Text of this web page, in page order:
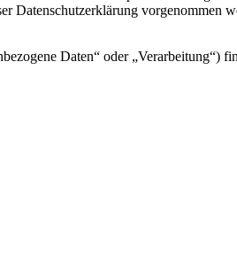
Datenschutzerklärung
Daten“ oder „Verarbeitung“)